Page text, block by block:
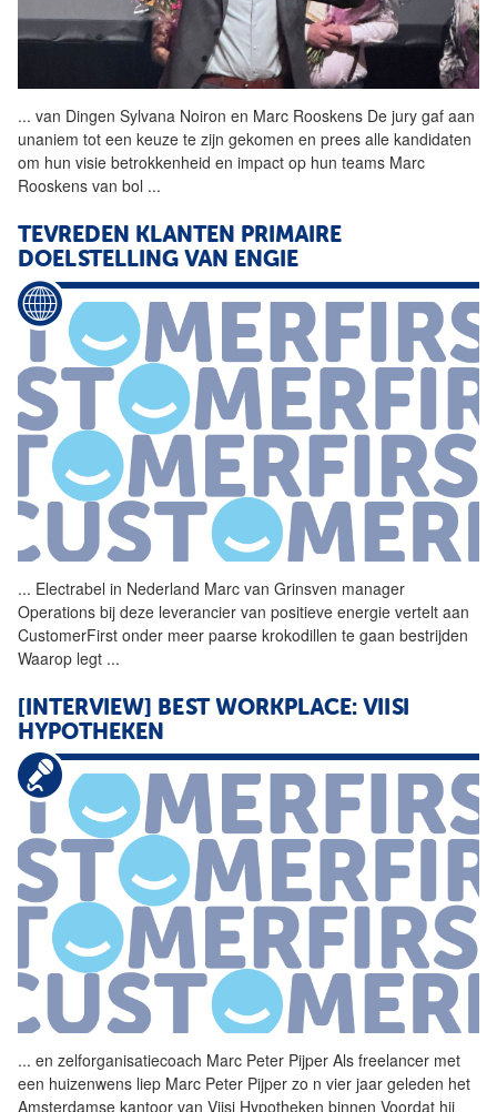
... van Dingen Sylvana Noiron en Marc Rooskens De jury gaf aan
unaniem tot een keuze te zijn gekomen en prees alle kandidaten
om hun visie betrokkenheid en impact op hun teams Marc
Rooskens van bol ...
TEVREDEN KLANTEN PRIMAIRE
DOELSTELLING VAN ENGIE
... Electrabel in Nederland Marc van Grinsven manager
Operations bij deze leverancier van positieve energie vertelt aan
CustomerFirst onder meer paarse krokodillen te gaan bestrijden
Waarop legt ...
[INTERVIEW] BEST WORKPLACE: VIISI
HYPOTHEKEN
... en zelforganisatiecoach Marc Peter Pijper Als freelancer met
een huizenwens liep Marc Peter Pijper zo n vier jaar geleden het
Amsterdamse kantoor van Viisi Hypotheken binnen Voordat hij